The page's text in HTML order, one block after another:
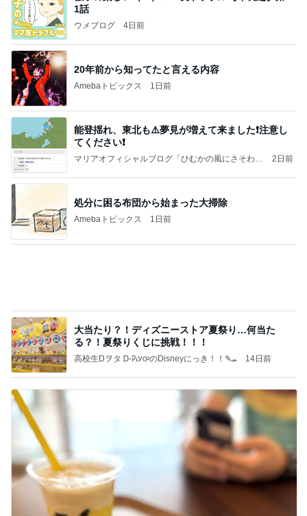
ウンザリする40℃近い日の暑さ
Amebaトピックス 15時間前
よし、タイ行こ
与儀大介 1日前
稼ぎが少なく両親の蓄えで生活
Amebaトピックス 1日前
超厚切りで甘い新玉ねぎバーガー
Amebaトピックス 2日前
【秩父鉄道】８/２～１１/３０開催 ガリガリ君が
秩父鉄道に遊びにやってくる！のご紹介です
秩父市議会議員 黒澤秀之 ブログ Powered by Ame
薬丸裕英 番組で教えてもらった下駄
Amebaトピックス